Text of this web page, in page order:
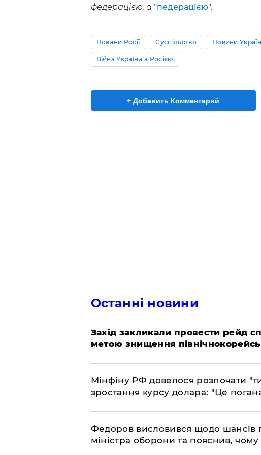
федерацією, а "педерацією".
Новини Росії Суспільство Новини
Війна України з Росією
+ Добавить Комментарий
Останні новини
​Захід закликали провести рейд
метою знищення
​Мінфіну РФ довелося розпочати
зростання курсу долара: "Це
​Федоров висловився щодо шансів
міністра оборони та пояснив,